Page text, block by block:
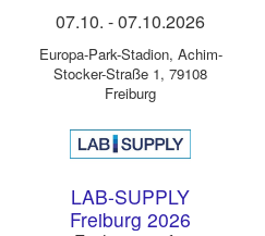
07.10. -07.10.2026
Europa-Park-Stadion, Achim-
Stocker-Straße 1, 79108
Freiburg
LAB-SUPPLY
Freiburg 2026